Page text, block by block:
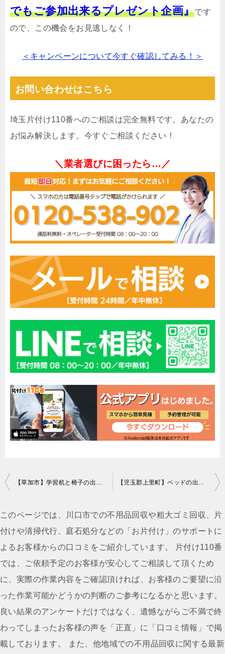
でもご参加出来るプレゼント企画』です
ので、この機会をお見逃しなく！
＜キャンペーンについて今すぐ確認してみる！＞
お問い合わせはこちら
埼玉片付け110番へのご相談は完全無料です。あなたの
お悩み解決します。今すぐご相談ください！
＼業者選びに困ったら…／
投
ナ
ビ
ゲ
ー
シ
ョ
ン
【草加市】学習机と椅子の出張不用品回収・処分ご依頼 お客様の声 【児玉郡上里町】ベッドの出張不用品回収・処分ご依頼 お客様の声
このページでは、川口市での不用品回収や粗大ゴミ回収、片
付けや清掃代行、庭石処分などの「お片付け」のサポートに
よるお客様からの口コミをご紹介しています。 片付け110番
では、ご依頼予定のお客様が安心してご相談して頂くため
に、実際の作業内容をご確認頂ければ、お客様のご要望に沿
った作業可能かどうかの判断のご参考になるかと思います。
良い結果のアンケートだけではなく、遺憾ながらご不満で終
わってしまったお客様の声を「正直」に「口コミ情報」で掲
載しております。 また、他地域での不用品回収に関する最新